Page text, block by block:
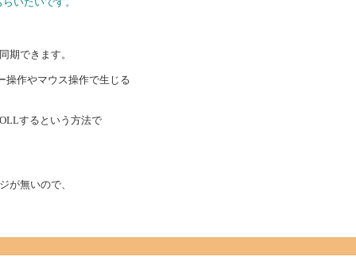
期できます。
操作やマウス操作で生じる
するという方法で
が無いので、